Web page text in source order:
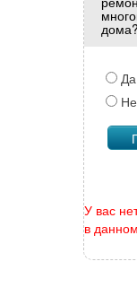
дома?
Да
У вас
в